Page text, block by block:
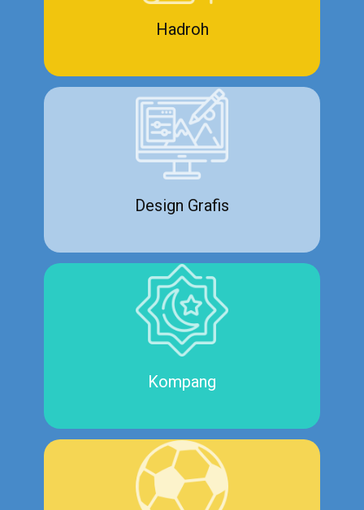
Hadroh
Design Grafis
Kompang